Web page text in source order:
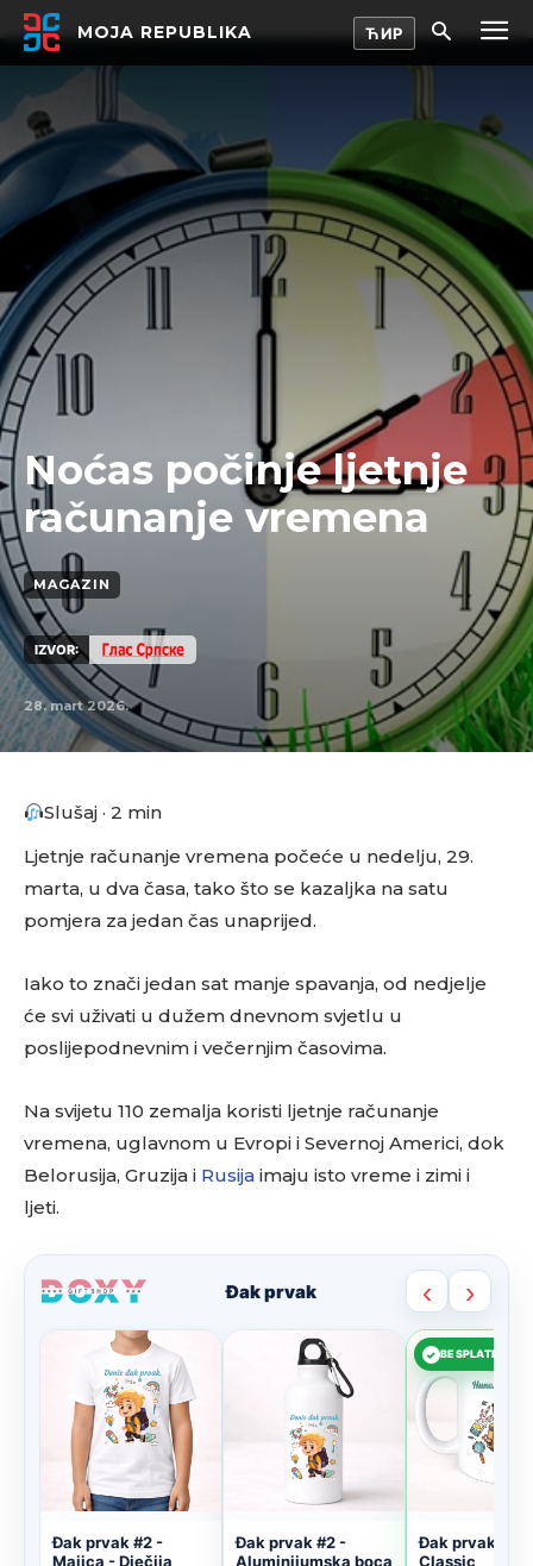
MOJA REPUBLIKA
Noćas počinje ljetnje
računanje vremena
MAGAZIN
IZVOR:
28. mart 2026.
Slušaj · 2 min
Ljetnje računanje vremena počeće u nedelju, 29.
marta, u dva časa, tako što se kazaljka na satu
pomjera za jedan čas unaprijed.
Iako to znači jedan sat manje spavanja, od nedjelje
će svi uživati u dužem dnevnom svjetlu u
poslijepodnevnim i večernjim časovima.
Na svijetu 110 zemalja koristi ljetnje računanje
vremena, uglavnom u Evropi i Severnoj Americi, dok
Belorusija, Gruzija i Rusija imaju isto vreme i zimi i
ljeti.